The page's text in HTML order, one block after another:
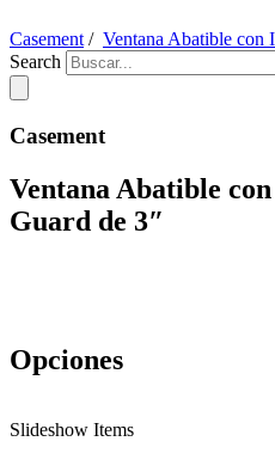
Casement / Ventana Abatible con
Search
Casement
Ventana Abatible
Guard de 3″
Opciones
Slideshow Items